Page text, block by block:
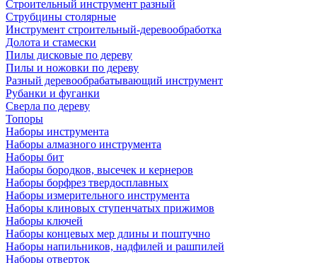
Строительный инструмент разный
Струбцины столярные
Инструмент строительный-деревообработка
Долота и стамески
Пилы дисковые по дереву
Пилы и ножовки по дереву
Разный деревообрабатывающий инструмент
Рубанки и фуганки
Сверла по дереву
Топоры
Наборы инструмента
Наборы алмазного инструмента
Наборы бит
Наборы бородков, высечек и кернеров
Наборы борфрез твердосплавных
Наборы измерительного инструмента
Наборы клиновых ступенчатых прижимов
Наборы ключей
Наборы концевых мер длины и поштучно
Наборы напильников, надфилей и рашпилей
Наборы отверток